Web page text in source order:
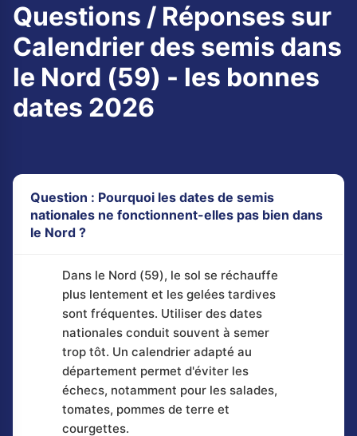
Questions / Réponses sur
Calendrier des semis dans
le Nord (59) - les bonnes
dates 2026
Question : Pourquoi les dates de semis
nationales ne fonctionnent-elles pas bien dans
le Nord ?
Dans le Nord (59), le sol se réchauffe
plus lentement et les gelées tardives
sont fréquentes. Utiliser des dates
nationales conduit souvent à semer
trop tôt. Un calendrier adapté au
département permet d'éviter les
échecs, notamment pour les salades,
tomates, pommes de terre et
courgettes.